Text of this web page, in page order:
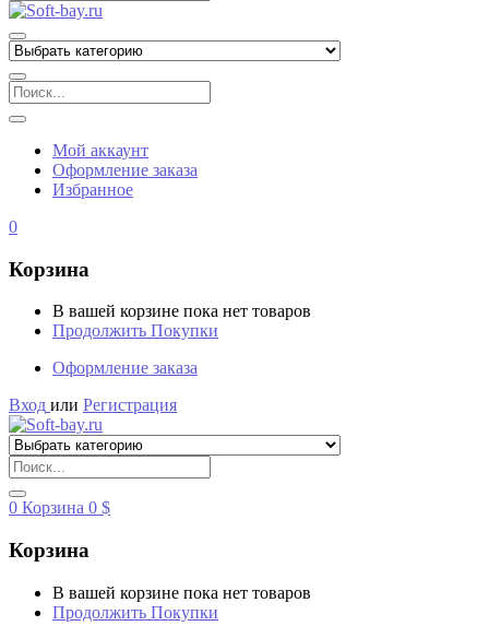
Мой аккаунт
Оформление заказа
Избранное
0
Корзина
В вашей корзине пока нет товаров
Продолжить Покупки
Оформление заказа
Вход или Регистрация
0 Корзина 0 $
Корзина
В вашей корзине пока нет товаров
Продолжить Покупки